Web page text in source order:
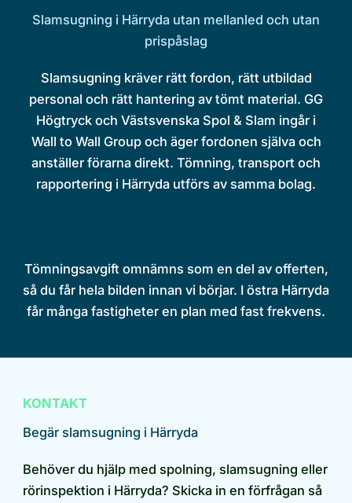
Slamsugning i Härryda utan mellanled och utan
prispåslag
Slamsugning kräver rätt fordon, rätt utbildad
personal och rätt hantering av tömt material. GG
Högtryck och Västsvenska Spol & Slam ingår i
Wall to Wall Group och äger fordonen själva och
anställer förarna direkt. Tömning, transport och
rapportering i Härryda utförs av samma bolag.
Tömningsavgift omnämns som en del av offerten,
så du får hela bilden innan vi börjar. I östra Härryda
får många fastigheter en plan med fast frekvens.
KONTAKT
Begär slamsugning i Härryda
Behöver du hjälp med spolning, slamsugning eller
rörinspektion i Härryda? Skicka in en förfrågan så